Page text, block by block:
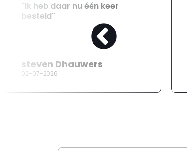
"Ik heb daar nu één keer
besteld"
steven Dhauwers
02-07-2026